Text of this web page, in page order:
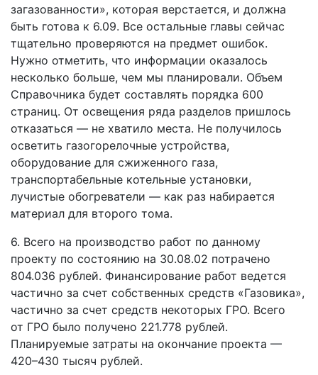
загазованности», которая верстается, и должна
быть готова к 6.09. Все остальные главы сейчас
тщательно проверяются на предмет ошибок.
Нужно отметить, что информации оказалось
несколько больше, чем мы планировали. Объем
Справочника будет составлять порядка 600
страниц. От освещения ряда разделов пришлось
отказаться — не хватило места. Не получилось
осветить газогорелочные устройства,
оборудование для сжиженного газа,
транспортабельные котельные установки,
лучистые обогреватели — как раз набирается
материал для второго тома.
6. Всего на производство работ по данному
проекту по состоянию на 30.08.02 потрачено
804.036 рублей. Финансирование работ ведется
частично за счет собственных средств «Газовика»,
частично за счет средств некоторых ГРО. Всего
от ГРО было получено 221.778 рублей.
Планируемые затраты на окончание проекта —
420–430 тысяч рублей.